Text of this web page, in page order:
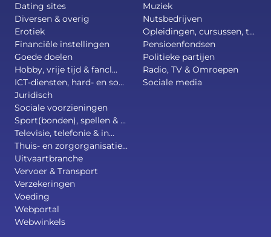
Dating sites
Diversen & overig
Erotiek
Financiële instellingen
Goede doelen
Hobby, vrije tijd & fancl...
ICT-diensten, hard- en so...
Juridisch
Muziek
Nutsbedrijven
Opleidingen, cursussen, t...
Pensioenfondsen
Politieke partijen
Radio, TV & Omroepen
Sociale media
Sociale voorzieningen
Sport(bonden), spellen & ...
Televisie, telefonie & in...
Thuis- en zorgorganisatie...
Uitvaartbranche
Vervoer & Transport
Verzekeringen
Voeding
Webportal
Webwinkels